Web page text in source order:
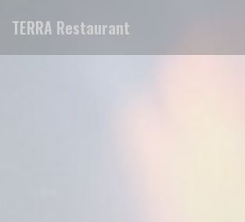
TERRA Restaurant